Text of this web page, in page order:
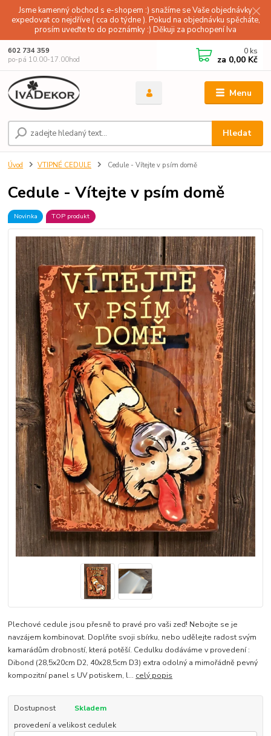
Jsme kamenný obchod s e-shopem :) snažíme se Vaše objednávky
expedovat co nejdříve ( cca do týdne ). Pokud na objednávku spěcháte,
prosím uveďte to do poznámky :) Děkuji za pochopení Iva
Menu
Hledat
602 734 359
po-pá 10.00-17.00hod
0 ks
za 0,00 Kč
Úvod VTIPNÉ CEDULE Cedule - Vítejte v psím domě
Cedule - Vítejte v psím domě
Novinka TOP produkt
Plechové cedule jsou přesně to pravé pro vaši zeď! Nebojte se je
navzájem kombinovat. Doplňte svoji sbírku, nebo udělejte radost svým
kamarádům drobností, která potěší. Cedulku dodáváme v provedení :
Dibond (28,5x20cm D2, 40x28,5cm D3) extra odolný a mimořádně pevný
kompozitní panel s UV potiskem, l... celý popis
Dostupnost
Skladem
provedení a velikost cedulek